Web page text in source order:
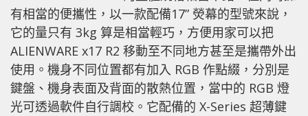
有相當的便攜性，以一款配備17” 熒幕的型號來說，
它的量只有 3kg 算是相當輕巧，方便用家可以把
ALIENWARE x17 R2 移動至不同地方甚至是攜帶外出
使用。機身不同位置都有加入 RGB 作點綴，分別是
鍵盤、機身表面及背面的散熱位置，當中的 RGB 燈
光可透過軟件自行調校。它配備的 X-Series 超薄鍵